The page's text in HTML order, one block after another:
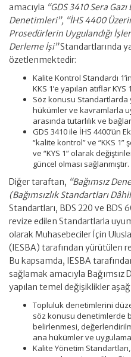
amacıyla “GDS 3410 Sera
Denetimleri”, “İHS 4400
Prosedürlerin Uygulandığı
Derleme İşi”Standartlarında
özetlenmektedir:
Kalite Kontrol Standardı
KKS 1’e yapılan atıflar
Söz konusu Standartlarda
hükümler ve kavramlarla
arasında tutarlılık ve
GDS 3410 ile İHS 4400’ün
“kalite kontrol” ve “KKS
ve “KYS 1” olarak
güncel olması sağlanmıştır.
Diğer taraftan, “Bağımsız
(Bağımsızlık Standartları
Standartları, BDS 220 ve BDS
revize edilen Standartlarla
olarak Muhasebeciler İçin
(IESBA) tarafından yürütülen
Bu kapsamda, IESBA
sağlamak amacıyla Bağımsız
yapılan temel değişiklikler
Topluluk denetimlerini
söz konusu denetimlerde
belirlenmesi,
ana hükümler ve
Kalite Yönetim Standartları,